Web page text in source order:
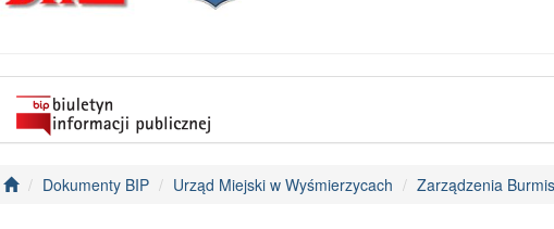
Dokumenty BIP Urząd Miejski w Wyśmierzycach Zarządzenia